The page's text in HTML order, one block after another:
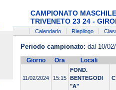
CAMPIONATO
TRIVENETO 23 24 -
Calendario Riepilogo
Periodo campionato: dal 10/
Giorno Ora Locali
11/02/2024 15:15
FOND.
BENTEGODI
"A"